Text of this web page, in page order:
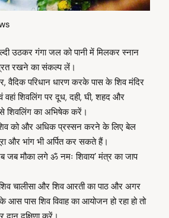
उठकर गंगा जल को पानी में मिलकर स्नान
रखने का संकल्प लें।
वैदिक परिधान धारण करके पास के शिव मंदिर
वहां शिवलिंग पर दूध, दही, घी, शहद और
शिवलिंग का अभिषेक करें।
को और अधिक प्रस्सन करने के लिए बेल
और भांग भी अर्पित कर सकते हैं।
जब मौका लगे ॐ नमः शिवाय’ मंत्र का जाप
शिव चालीसा और शिव आरती का पाठ और अगर
पास शिव विवाह का आयोजन हो रहा हो तो